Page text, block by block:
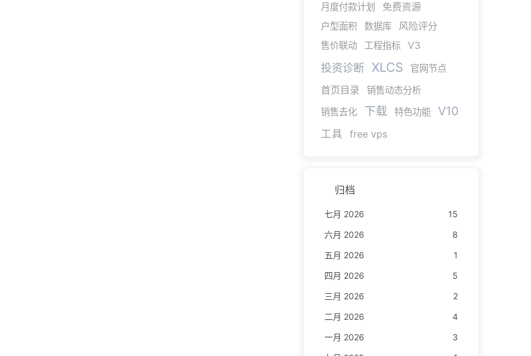
月度付款计划
免费资源
户型面积 数据库 风险评分
售价联动 工程指标 V3
投资诊断 XLCS 官网节点
首页目录
销售动态分析
销售去化
下载 特色功能 V10
工具 free vps
归档
七月 2026
15
六月 2026
8
五月 2026
1
四月 2026
5
三月 2026
2
二月 2026
4
一月 2026
3